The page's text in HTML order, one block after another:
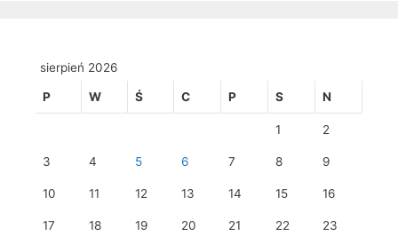
sierpień 2026
P W Ś C P S N
1 2
3 4 5 6 7 8 9
10 11 12 13 14 15 16
17 18 19 20 21 22 23